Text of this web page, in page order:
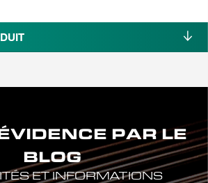
PAR LE
BLOG
ET INFORMATIONS